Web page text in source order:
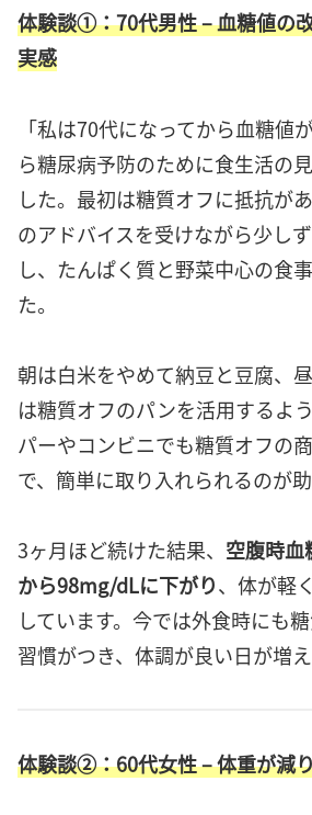
体験談①：70代男性 – 血糖値の
実感
「私は70代になってから血糖値
ら糖尿病予防のために食生活の
した。最初は糖質オフに抵抗が
のアドバイスを受けながら少し
し、たんぱく質と野菜中心の食
た。
朝は白米をやめて納豆と豆腐、
は糖質オフのパンを活用するよ
パーやコンビニでも糖質オフの
で、簡単に取り入れられるのが助
3ヶ月ほど続けた結果、 空腹時
から98mg/dLに下がり、体が軽
しています。今では外食時にも
習慣がつき、体調が良い日が増え
体験談②：60代女性 – 体重が減